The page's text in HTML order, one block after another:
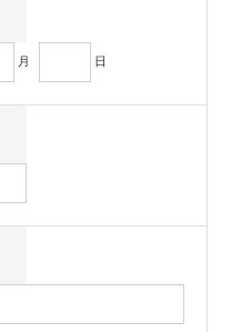
月 日